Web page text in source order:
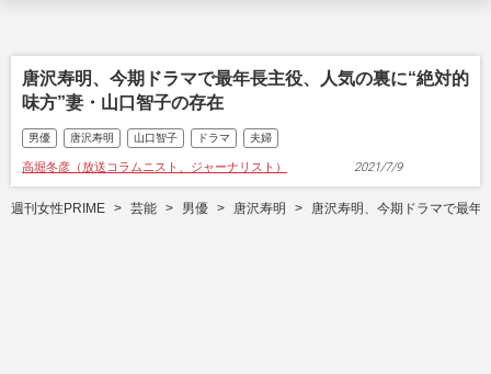
唐沢寿明、今期ドラマで最年長主役、人気の裏に“絶対的
味方”妻・山口智子の存在
男優 唐沢寿明 山口智子 ドラマ 夫婦
高堀冬彦（放送コラムニスト、ジャーナリスト） 2021/7/9
週刊女性PRIME 芸能 男優 唐沢寿明 唐沢寿明、今期ドラマで最年